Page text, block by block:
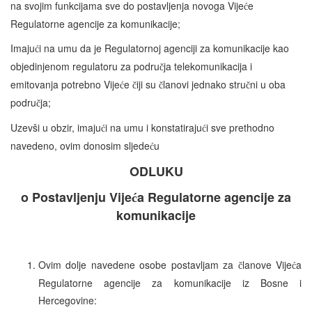
na svojim funkcijama sve do postavljenja novoga Vijeće
Regulatorne agencije za komunikacije;
Imajući na umu da je Regulatornoj agenciji za komunikacije kao
objedinjenom regulatoru za područja telekomunikacija i
emitovanja potrebno Vijeće čiji su članovi jednako stručni u oba
područja;
Uzevši u obzir, imajući na umu i konstatirajući sve prethodno
navedeno, ovim donosim sljedeću
ODLUKU
o Postavljenju Vijeća Regulatorne agencije za
komunikacije
Ovim dolje navedene osobe postavljam za članove Vijeća
Regulatorne agencije za komunikacije iz Bosne i
Hercegovine: